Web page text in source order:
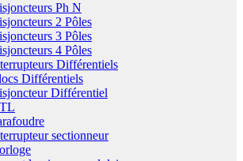
Ph N
2 Pôles
3 Pôles
4 Pôles
Différentiels
Différentiels
Différentiel
sectionneur